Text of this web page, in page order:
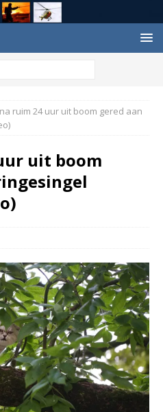
ruim 24 uur uit boom gered aan
uit boom